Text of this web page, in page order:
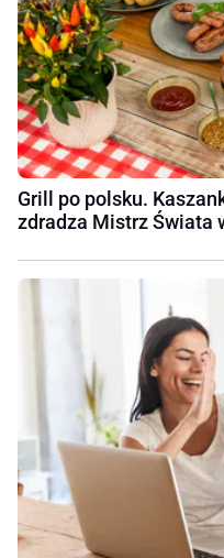
Grill po polsku.
zdradza Mistrz Świata